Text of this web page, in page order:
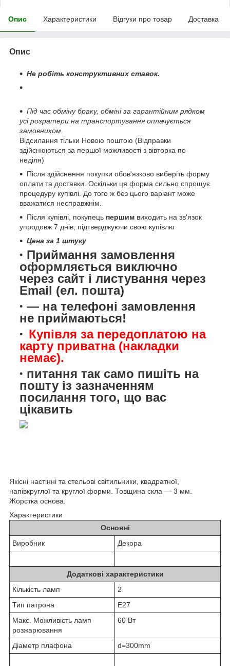
Опис Характеристики Відгуки про товар Доставка
Опис
Не робіть конструктивних ставок.
Під час обміну браку, обміні за гарантійним рядком
усі розратери на транспортування оплачується
замовником.
Відсилання тільки Новою поштою (Відправки
здійснюються за першої можливості з вівторка по
неділя)
Після здійснення покупки обов'язково виберіть форму
оплати та доставки. Оскільки ця форма сильно спрощує
процедуру купівлі. До того ж без цього варіант може
вважатися несправжнім.
Після купівлі, покупець першим виходить на зв'язок
упродовж 7 днів, підтверджуючи свою купівлю
Цена за 1 штуку
Приймання замовлення
оформляється виключно
через сайт і листування через
Email (ел. пошта)
— на телефоні замовлення
не приймаються!
Купівля за передоплатою на
карту приватна (накладки
немає).
питання так само пишіть на
пошту із зазначенням
посилання того, що вас
цікавить
Якісні настінні та стельові світильники, квадратної,
напівкруглої та круглої форми. Товщина скла — 3 мм.
Жорстка основа.
Характеристики
Основні
Виробник
Декора
Додаткові характеристики
Кількість ламп
2
Тип патрона
Е27
Макс. Можливість ламп
розжарювання
60 Вт
Діаметр плафона d=300mm